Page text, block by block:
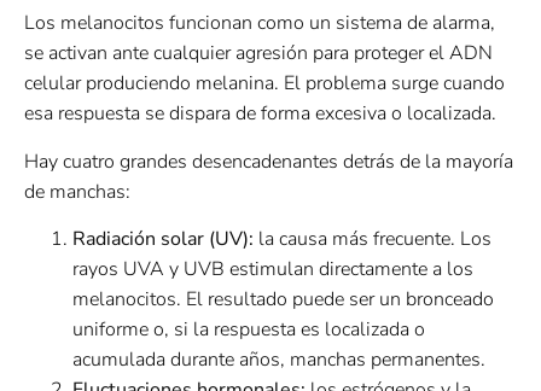
Los melanocitos funcionan como un sistema de alarma,
se activan ante cualquier agresión para proteger el ADN
celular produciendo melanina. El problema surge cuando
esa respuesta se dispara de forma excesiva o localizada.
Hay cuatro grandes desencadenantes detrás de la mayoría
de manchas:
Radiación solar (UV): la causa más frecuente. Los
rayos UVA y UVB estimulan directamente a los
melanocitos. El resultado puede ser un bronceado
uniforme o, si la respuesta es localizada o
acumulada durante años, manchas permanentes.